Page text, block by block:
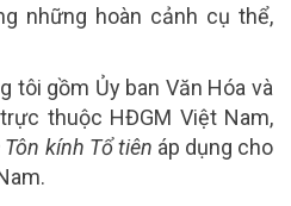
những hoàn cảnh cụ thể,
tôi gồm Ủy ban Văn Hóa và
thuộc HĐGM Việt Nam,
kính Tổ tiên áp dụng cho